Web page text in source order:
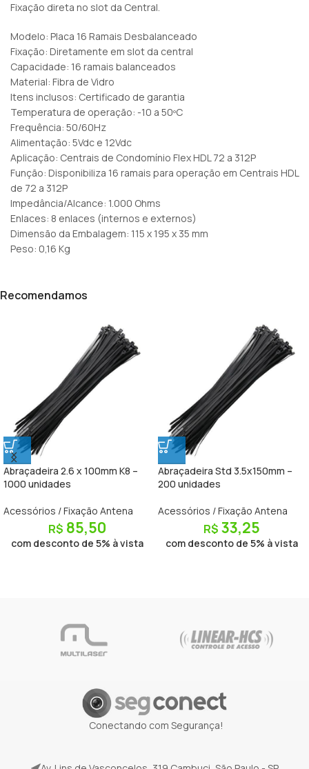
Fixação direta no slot da Central.
Modelo: Placa 16 Ramais Desbalanceado
Fixação: Diretamente em slot da central
Capacidade: 16 ramais balanceados
Material: Fibra de Vidro
Itens inclusos: Certificado de garantia
Temperatura de operação: -10 a 50ºC
Frequência: 50/60Hz
Alimentação: 5Vdc e 12Vdc
Aplicação: Centrais de Condomínio Flex HDL 72 a 312P
Função: Disponibiliza 16 ramais para operação em Centrais HDL
de 72 a 312P
Impedância/Alcance: 1.000 Ohms
Enlaces: 8 enlaces (internos e externos)
Dimensão da Embalagem: 115 x 195 x 35 mm
Peso: 0,16 Kg
Recomendamos
Abraçadeira 2.6 x 100mm K8 –
1000 unidades
Acessórios / Fixação Antena
R$ 85,50
com desconto de 5% à vista
Abraçadeira Std 3.5x150mm –
200 unidades
Acessórios / Fixação Antena
R$ 33,25
com desconto de 5% à vista
Conectando com Segurança!